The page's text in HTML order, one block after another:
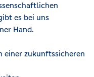
es bei uns
Hand.
einer zukunftssicheren